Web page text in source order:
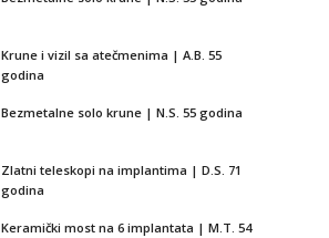
Krune i vizil sa atečmenima | A.B. 55
godina
Bezmetalne solo krune | N.S. 55 godina
Zlatni teleskopi na implantima | D.S. 71
godina
Keramički most na 6 implantata | M.T. 54